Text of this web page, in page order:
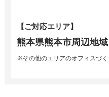
【ご対応エリア】
熊本県熊本市周辺地域
※その他のエリアのオフィスづく